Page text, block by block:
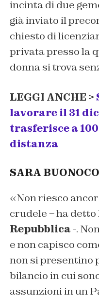
incinta di due
già inviato il
chiesto di
privata presso la
donna si trova
LEGGI ANCHE >
lavorare il 31
trasferisce a
distanza
SARA
«Non riesco
crudele – ha detto
Repubblica-.
e non capisco
non si presentino
bilancio in cui
assunzioni in un